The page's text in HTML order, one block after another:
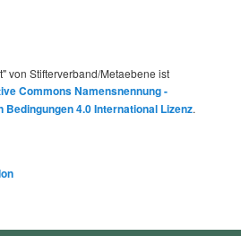
von Stifterverband/Metaebene ist
Commons Namensnennung -
4.0 International Lizenz.